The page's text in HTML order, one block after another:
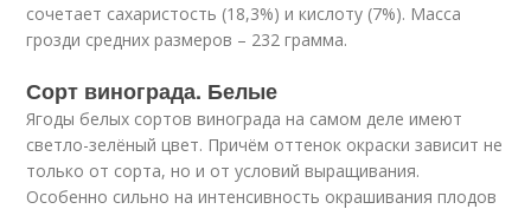
сочетает сахаристость (18,3%) и кислоту (7%). Масса
грозди средних размеров – 232 грамма.
Сорт винограда. Белые
Ягоды белых сортов винограда на самом деле имеют
светло-зелёный цвет. Причём оттенок окраски зависит не
только от сорта, но и от условий выращивания.
Особенно сильно на интенсивность окрашивания плодов